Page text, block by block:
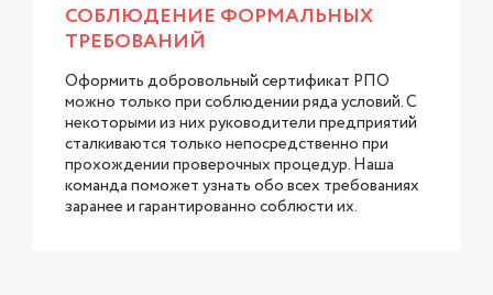
СОБЛЮДЕНИЕ ФОРМАЛЬНЫХ
ТРЕБОВАНИЙ
Оформить добровольный сертификат РПО
можно только при соблюдении ряда условий. С
некоторыми из них руководители предприятий
сталкиваются только непосредственно при
прохождении проверочных процедур. Наша
команда поможет узнать обо всех требованиях
заранее и гарантированно соблюсти их.